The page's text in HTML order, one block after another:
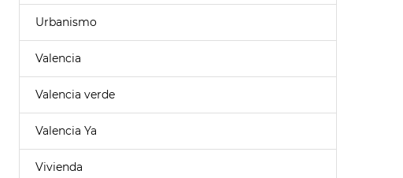
Urbanismo
Valencia
Valencia verde
Valencia Ya
Vivienda